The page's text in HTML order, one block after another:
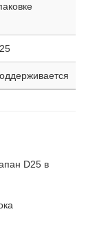
D25 в